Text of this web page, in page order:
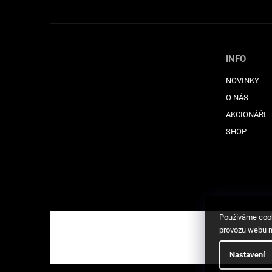
Používáme
provozu webu
Nastavení
INFO
NOVINKY
O NÁS
AKCIONÁŘI
SHOP